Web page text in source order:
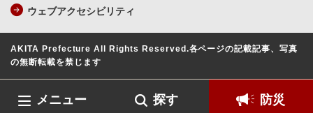
メニュー 探す 防災
ウェブアクセシビリティ
AKITA Prefecture All Rights Reserved.各ページの記載記事、写真
の無断転載を禁じます